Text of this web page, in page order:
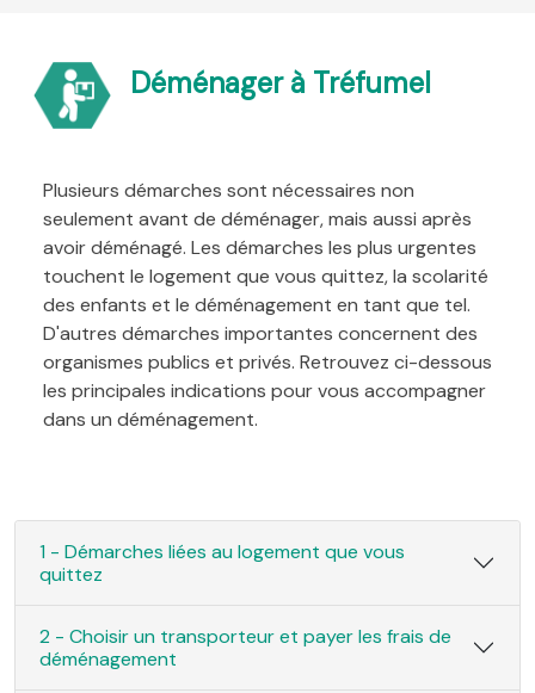
Déménager à Tréfumel
Plusieurs démarches sont nécessaires non
seulement avant de déménager, mais aussi après
avoir déménagé. Les démarches les plus urgentes
touchent le logement que vous quittez, la scolarité
des enfants et le déménagement en tant que tel.
D'autres démarches importantes concernent des
organismes publics et privés. Retrouvez ci-dessous
les principales indications pour vous accompagner
dans un déménagement.
1 - Démarches liées au logement que vous
quittez
2 - Choisir un transporteur et payer les frais de
déménagement